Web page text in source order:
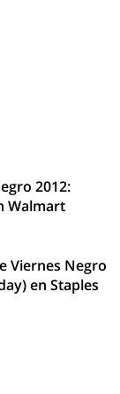
2012:
Walmart
Viernes Negro
en Staples